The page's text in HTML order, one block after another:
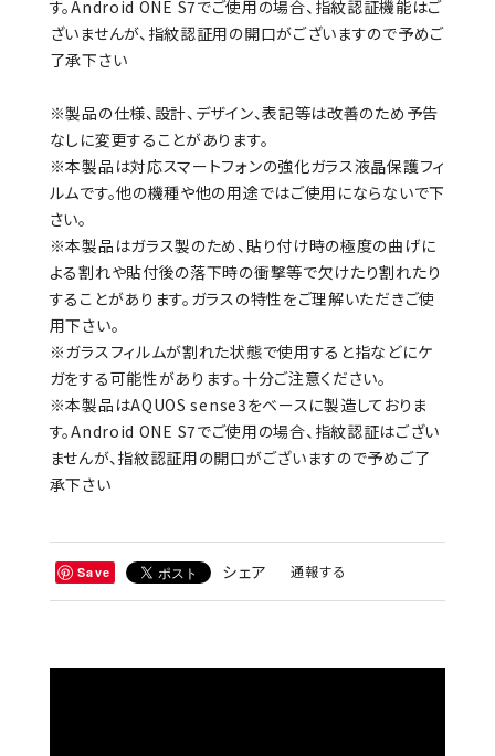
す。Android ONE S7でご使用の場合、指紋認証機能はご
ざいませんが、指紋認証用の開口がございますので予めご
了承下さい
※製品の仕様、設計、デザイン、表記等は改善のため予告
なしに変更することがあります。
※本製品は対応スマートフォンの強化ガラス液晶保護フィ
ルムです。他の機種や他の用途ではご使用にならないで下
さい。
※本製品はガラス製のため、貼り付け時の極度の曲げに
よる割れや貼付後の落下時の衝撃等で欠けたり割れたり
することがあります。ガラスの特性をご理解いただきご使
用下さい。
※ガラスフィルムが割れた状態で使用すると指などにケ
ガをする可能性があります。十分ご注意ください。
※本製品はAQUOS sense3をベースに製造しておりま
す。Android ONE S7でご使用の場合、指紋認証はござい
ませんが、指紋認証用の開口がございますので予めご了
承下さい
Save シェア 通報する